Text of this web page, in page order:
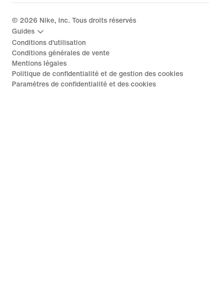
© 2026 Nike, Inc. Tous droits réservés
Guides
Conditions d'utilisation
Conditions générales de vente
Mentions légales
Politique de confidentialité et de gestion des cookies
Paramètres de confidentialité et des cookies